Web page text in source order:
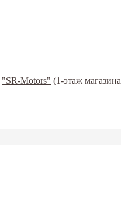
"SR-Motors" (1-этаж магазина